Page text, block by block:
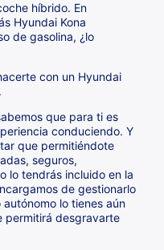
híbrido. En
Hyundai Kona
de gasolina, ¿lo
con un Hyundai
que para ti es
conduciendo. Y
que permitiéndote
seguros,
lo tendrás incluido en la
de gestionarlo
lo tienes aún
permitirá desgravarte